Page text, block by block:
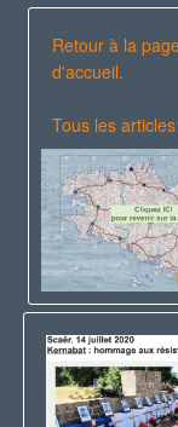
Retour à la
d'accueil.
Tous les